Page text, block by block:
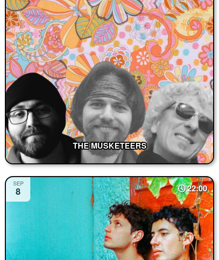
THE MUSKETEERS
SEP
8 22:00